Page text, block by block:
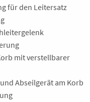
für den Leitersatz
mit verstellbarer
Abseilgerät am Korb